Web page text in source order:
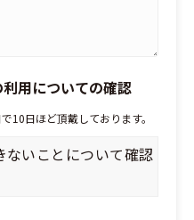
用についての確認
10日ほど頂戴しております。
ないことについて確認